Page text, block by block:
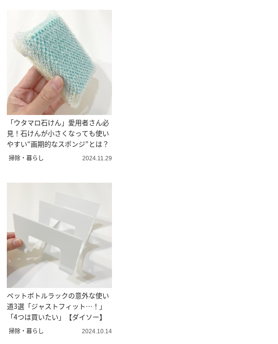
「ウタマロ石けん」愛用者さん必
見！石けんが小さくなっても使い
やすい“画期的なスポンジ”とは？
掃除・暮らし 2024.11.29
ペットボトルラックの意外な使い
道3選「ジャストフィット…！」
「4つは買いたい」【ダイソー】
掃除・暮らし 2024.10.14